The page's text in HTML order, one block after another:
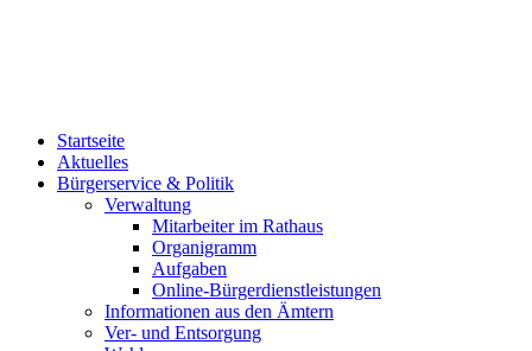
Startseite
Aktuelles
Bürgerservice & Politik
Verwaltung
Mitarbeiter im Rathaus
Organigramm
Aufgaben
Online-Bürgerdienstleistungen
Informationen aus den Ämtern
Ver- und Entsorgung